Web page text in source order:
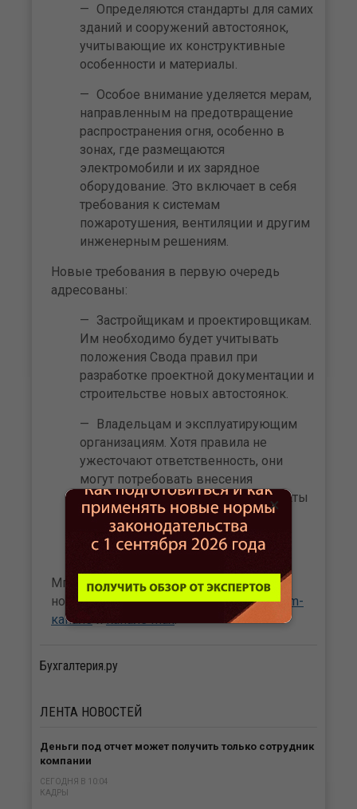
Определяются стандарты для самих
зданий и сооружений автостоянок,
учитывающие их конструктивные
особенности и материалы.
Особое внимание уделяется мерам,
направленным на предотвращение
распространения огня, особенно в
зонах, где размещаются
электромобили и их зарядное
оборудование. Это включает в себя
требования к системам
пожаротушения, вентиляции и другим
инженерным решениям.
Новые требования в первую очередь
адресованы:
Застройщикам и проектировщикам.
Им необходимо будет учитывать
положения Свода правил при
разработке проектной документации и
строительстве новых автостоянок.
Владельцам и эксплуатирующим
организациям. Хотя правила не
ужесточают ответственность, они
могут потребовать внесения
изменений в существующие объекты
при их реконструкции или
капитальном ремонте для
соответствия новым нормам.
Мгновенный доступ к бухгалтерским
новостям сайта Бухгалтерия.ru вTelegram-
каналеиканале Max.
Бухгалтерия.ру
ЛЕНТА НОВОСТЕЙ
Деньги под отчет может получить только сотрудник
компании
СЕГОДНЯ В 10:04
КАДРЫ
×